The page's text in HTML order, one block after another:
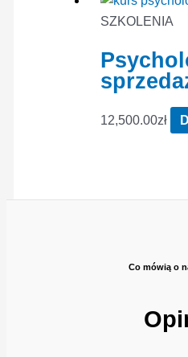
SZKOLENIA
12,500.00zł
Co mówią o